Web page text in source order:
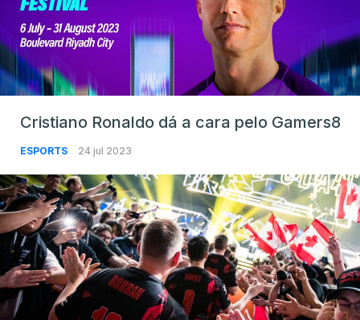
Cristiano Ronaldo dá a cara pelo Gamers8
ESPORTS 24 jul 2023